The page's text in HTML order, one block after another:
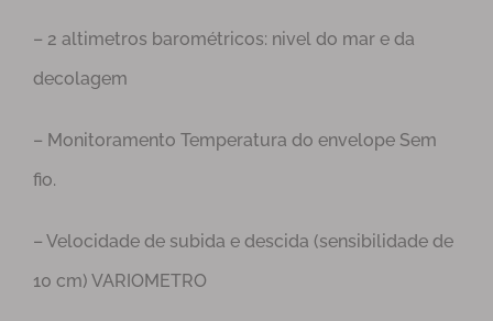
– 2 altimetros barométricos: nivel do mar e da
decolagem
– Monitoramento Temperatura do envelope Sem
fio.
– Velocidade de subida e descida (sensibilidade de
10 cm) VARIOMETRO